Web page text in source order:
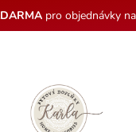
pro objednávky